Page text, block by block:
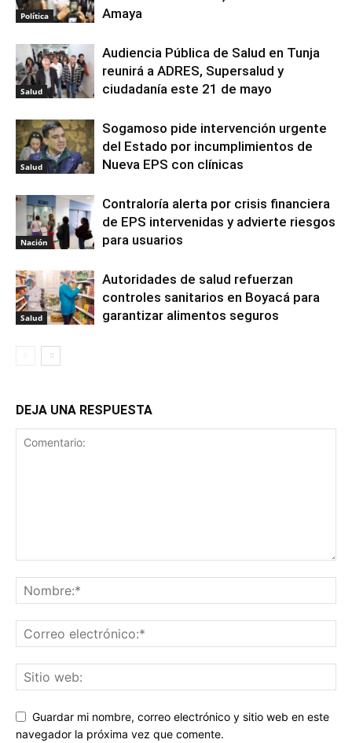
Política
Amaya
Salud
Audiencia Pública de Salud en Tunja
reunirá a ADRES, Supersalud y
ciudadanía este 21 de mayo
Salud
Sogamoso pide intervención urgente
del Estado por incumplimientos de
Nueva EPS con clínicas
Nación
Contraloría alerta por crisis financiera
de EPS intervenidas y advierte riesgos
para usuarios
Salud
Autoridades de salud refuerzan
controles sanitarios en Boyacá para
garantizar alimentos seguros
DEJA UNA RESPUESTA
Guardar mi nombre, correo electrónico y sitio web en este
navegador la próxima vez que comente.